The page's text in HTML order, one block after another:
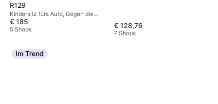
R129
Kindersitz fürs Auto, Gegen die
Fahrtrichtung, In Fahrtrichtung,
Verstellbare Kopfstütze,
€ 185
5 Shops € 128,76
7 Shops
Im Trend